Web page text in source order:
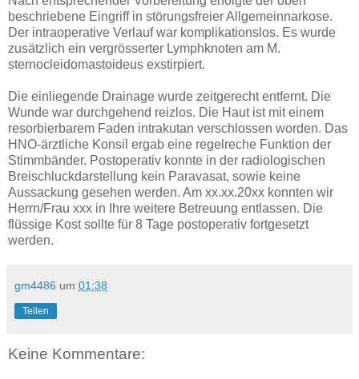
beschriebene Eingriff in störungsfreier Allgemeinnarkose.
Der intraoperative Verlauf war komplikationslos. Es wurde
zusätzlich ein vergrösserter Lymphknoten am M.
sternocleidomastoideus exstirpiert.
Die einliegende Drainage wurde zeitgerecht entfernt. Die
Wunde war durchgehend reizlos. Die Haut ist mit einem
resorbierbarem Faden intrakutan verschlossen worden. Das
HNO-ärztliche Konsil ergab eine regelreche Funktion der
Stimmbänder. Postoperativ konnte in der radiologischen
Breischluckdarstellung kein Paravasat, sowie keine
Aussackung gesehen werden. Am xx.xx.20xx konnten wir
Herrn/Frau xxx in Ihre weitere Betreuung entlassen. Die
flüssige Kost sollte für 8 Tage postoperativ fortgesetzt
werden.
gm4486 um 01:38
Teilen
Keine Kommentare: